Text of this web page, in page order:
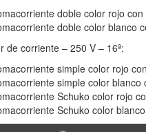
doble color rojo
doble color blanco
de corriente – 250 V – 16ª:
simple color rojo
simple color
Schuko color rojo
Schuko color